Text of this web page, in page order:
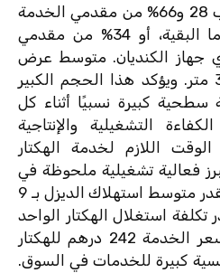
يبلغ عدد أجهزة الكنديان ب 28 و66% من مقدمي الخدمة
لديهم واحد على الأقل. أما البقية، أو 34% من مقدمي
جهاز الكنديان. متوسط ​​عرض
العمل لهذه الأداة هو 3.2 متر. ويؤكد هذا الحجم الكبير
كبيرة نسبيًا أثناء كل
التشغيلية والإنتاجية
اللازم لخدمة الهكتار
فعالية تشغيلية ملحوظة في
تنفيذ الأعمال الفلاحية. ويقدر متوسط ​​استهلاك الديزل بـ 9
​​تكلفة استغلال الهكتار الواحد
بـ 129 درهما و متوسط ​​سعر الخدمة 242 درهم للهكتار
كبيرة للخدمات في السوق.